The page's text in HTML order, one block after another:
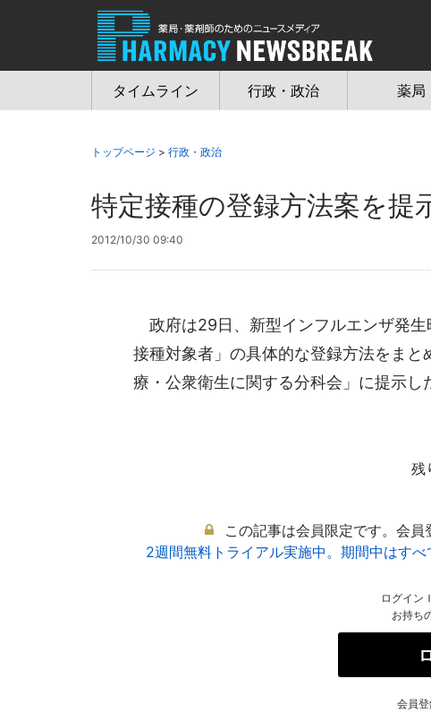
タイムライン 行政・政治 薬局
トップページ > 行政・政治
特定接種の登録方法案を
2012/10/30 09:40
政府は29日、新型インフルエンザ発生
接種対象者」の具体的な登録方法をま
療・公衆衛生に関する分科会」に提示
残
この記事は会員限定です。会員
2週間無料トライアル実施中。期間中はす
ログイン
お持ち
会員